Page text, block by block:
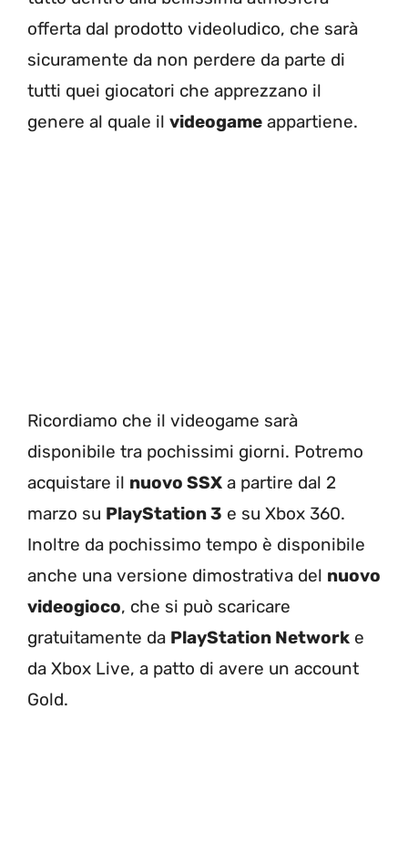
offerta dal prodotto videoludico, che sarà
sicuramente da non perdere da parte di
tutti quei giocatori che apprezzano il
genere al quale il videogame appartiene.
Ricordiamo che il videogame sarà
disponibile tra pochissimi giorni. Potremo
acquistare il nuovo SSX a partire dal 2
marzo su PlayStation 3 e su Xbox 360.
Inoltre da pochissimo tempo è disponibile
anche una versione dimostrativa del nuovo
videogioco, che si può scaricare
gratuitamente da PlayStation Network e
da Xbox Live, a patto di avere un account
Gold.